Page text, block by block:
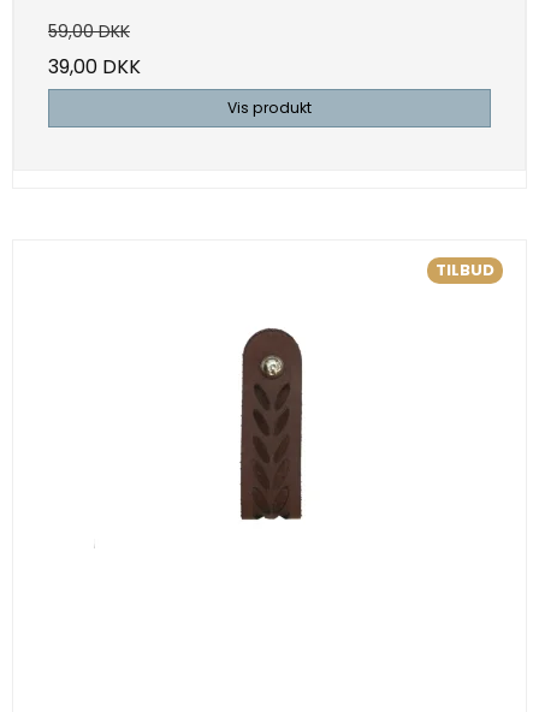
59,00 DKK
39,00 DKK
Vis produkt
TILBUD